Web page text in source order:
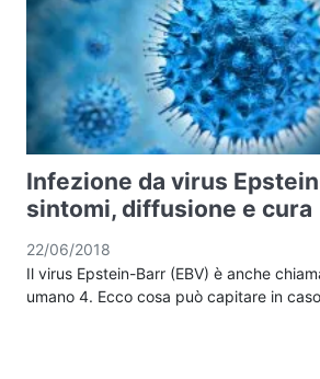
Infezione da virus
sintomi, diffusione e cura
22/06/2018
Il virus Epstein-Barr (EBV) è anche
umano 4. Ecco cosa può capitare in